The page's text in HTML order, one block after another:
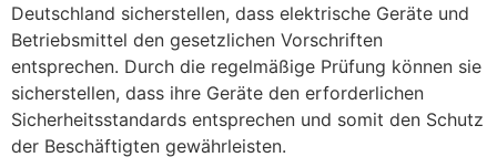
Deutschland sicherstellen, dass elektrische Geräte und
Betriebsmittel den gesetzlichen Vorschriften
entsprechen. Durch die regelmäßige Prüfung können sie
sicherstellen, dass ihre Geräte den erforderlichen
Sicherheitsstandards entsprechen und somit den Schutz
der Beschäftigten gewährleisten.